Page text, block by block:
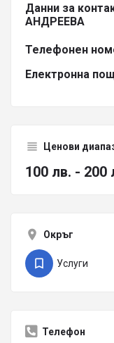
Данни за
АНДРЕЕВА
Телефонен
Електронна
Ценови
100 лв. - 200
Окръг
Услуги
Телефон